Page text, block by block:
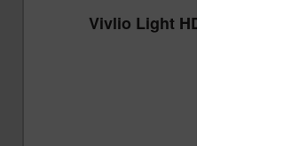
Vivlio Light HD Color +